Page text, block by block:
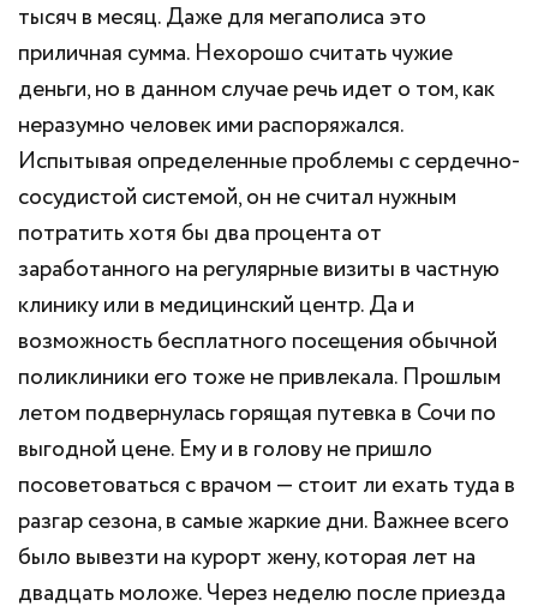
тысяч в месяц. Даже для мегаполиса это
приличная сумма. Нехорошо считать чужие
деньги, но в данном случае речь идет о том, как
неразумно человек ими распоряжался.
Испытывая определенные проблемы с сердечно-
сосудистой системой, он не считал нужным
потратить хотя бы два процента от
заработанного на регулярные визиты в частную
клинику или в медицинский центр. Да и
возможность бесплатного посещения обычной
поликлиники его тоже не привлекала. Прошлым
летом подвернулась горящая путевка в Сочи по
выгодной цене. Ему и в голову не пришло
посоветоваться с врачом — стоит ли ехать туда в
разгар сезона, в самые жаркие дни. Важнее всего
было вывезти на курорт жену, которая лет на
двадцать моложе. Через неделю после приезда